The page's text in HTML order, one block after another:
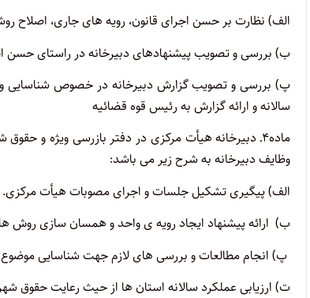
الف) نظارت بر حسن اجرای قانون، رویه های جاری، اصلاح
ب) بررسی و تصویب پیشنهادهای دبیرخانه در راستای حسن
پ) بررسی و تصویب گزارش دبیرخانه در خصوص شناسایی
سالانه و ارائه گزارش به رئیس قوه قضائیه
ماده۴ـ دبیرخانه هیأت مرکزی در دفتر بازرسی ویژه
وظایف دبیرخانه به شرح زیر می باشد:
الف) پیگیری تشکیل جلسات و اجرای مصوبات هیأت مرکزی.
ب) ارائه پیشنهاد ایجاد رویه ی واحد و همسان سازی روش
پ) انجام مطالعات و بررسی های لازم جهت شناسایی موضوع
ت) ارزیابی عملکرد سالانه استان ها از حیث رعایت حقوق